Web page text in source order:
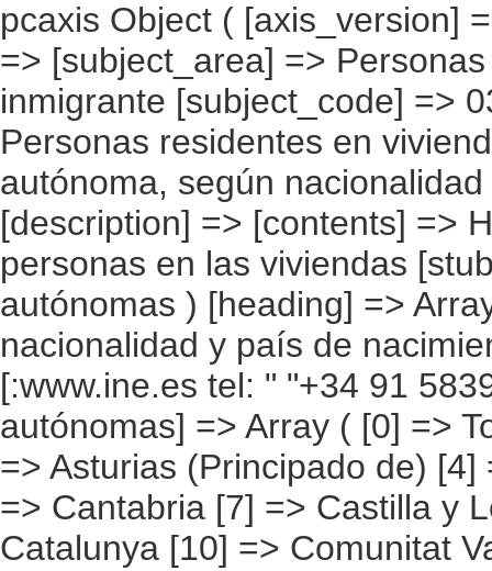
pcaxis Object ( [axis_version] => [creation_date] => 20080709 [note] => [subject_area] => Personas que viven en la vivienda con el inmigrante [subject_code] => 03 [matrix] => 03002 [title] => Personas residentes en viviendas con inmigrantes por comunidad autónoma, según nacionalidad y país de nacimiento combinados [description] => [contents] => Hogares con inmigrantes [units] => personas en las viviendas [stub] => Array ( [0] => comunidades autónomas ) [heading] => Array ( [0] => multiplicidad de nacionalidad y país de nacimiento ) [prestext] => [values] => Array ( [:www.ine.es tel: " "+34 91 5839100 "; VALUES("comunidades autónomas] => Array ( [0] => Total [1] => Andalucía [2] => Aragón [3] => Asturias (Principado de) [4] => Balears (IIles) [5] => Canarias [6] => Cantabria [7] => Castilla y León [8] => Castilla-La Mancha [9] => Catalunya [10] => Comunitat Valenciana [11] => Extremadura [12] => Galicia [13] => Madrid (Comunidad de) [14] => Murcia(Región de) [15] => Navarra(Comunidad Foral de) [16] => País Vasco [17] => Rioja (La) [18] => Ceuta [19] => Melilla ) [multiplicidad de nacionalidad y país de nacimiento] => Array ( [0] => Total [1] => Inmigrantes con nacionalidad única igual a la de su país de nacimiento. [2] => Inmigrantes con nacionalidad única española. [3] => Inmigrantes con nacionalidad única distinta de los casos anteriores. [4] => Inmigrantes con nacionalidad doble, española y otra. [5] => Inmigrantes con nacionalidad doble, una no española y otra distinta a la de su país de nacimiento. [6] => No inmigrantes con nacionalidad única española. [7] => No inmigrantes con nacionalidad única distinta de la española. [8] => No inmigrante con nacionalidad doble, española y otra. [9] => No inmigrante con nacionalidad doble, las dos no españolas. [10] => Desconocido ) ) [codes] => Array ( [comunidades